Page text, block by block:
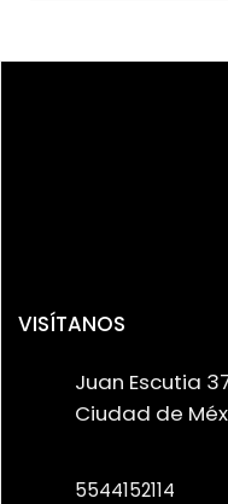
VISÍTANOS
Juan Escutia
Ciudad de
5544152114